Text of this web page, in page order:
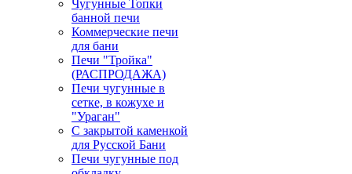
Чугунные Топки
банной печи
Коммерческие печи
для бани
Печи "Тройка"
(РАСПРОДАЖА)
Печи чугунные в
сетке, в кожухе и
"Ураган"
С закрытой каменкой
для Русской Бани
Печи чугунные под